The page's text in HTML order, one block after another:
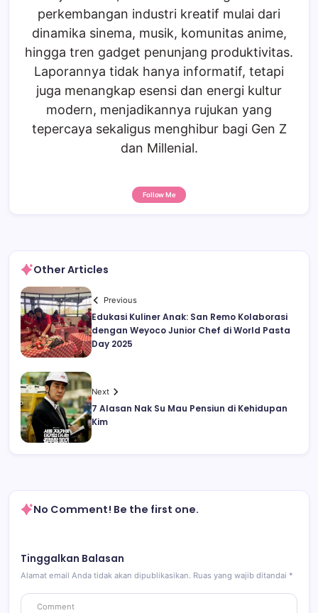
perkembangan industri kreatif mulai dari
dinamika sinema, musik, komunitas anime,
hingga tren gadget penunjang produktivitas.
Laporannya tidak hanya informatif, tetapi
juga menangkap esensi dan energi kultur
modern, menjadikannya rujukan yang
tepercaya sekaligus menghibur bagi Gen Z
dan Millenial.
Follow Me
Other Articles
Previous
Edukasi Kuliner Anak: San Remo Kolaborasi
dengan Weyoco Junior Chef di World Pasta
Day 2025
Next
7 Alasan Nak Su Mau Pensiun di Kehidupan
Kim
No Comment! Be the first one.
Tinggalkan Balasan
Alamat email Anda tidak akan dipublikasikan. Ruas yang wajib ditandai *